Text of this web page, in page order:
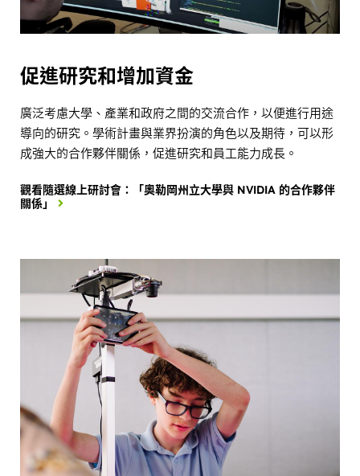
促進研究和增加資金
廣泛考慮大學、產業和政府之間的交流合作，以便進行用途
導向的研究。學術計畫與業界扮演的角色以及期待，可以形
成強大的合作夥伴關係，促進研究和員工能力成長。
觀看隨選線上研討會：「奧勒岡州立大學與 NVIDIA 的合作夥伴
關係」